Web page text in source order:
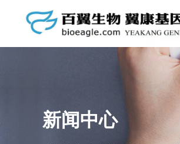
质粒载体库
新闻中心